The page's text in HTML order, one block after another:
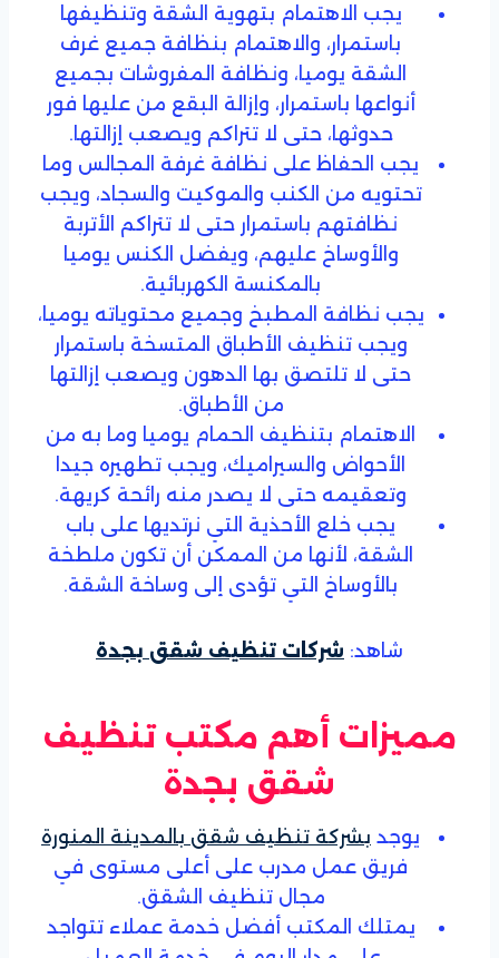
يجب الاهتمام بتهوية الشقة وتنظيفها
باستمرار، والاهتمام بنظافة جميع غرف
الشقة يوميا، ونظافة المفروشات بجميع
أنواعها باستمرار، وإزالة البقع من عليها فور
حدوثها، حتى لا تتراكم ويصعب إزالتها.
يجب الحفاظ على نظافة غرفة المجالس وما
تحتويه من الكنب والموكيت والسجاد، ويجب
نظافتهم باستمرار حتى لا تتراكم الأتربة
والأوساخ عليهم، ويفضل الكنس يوميا
بالمكنسة الكهربائية.
يجب نظافة المطبخ وجميع محتوياته يوميا،
ويجب تنظيف الأطباق المتسخة باستمرار
حتى لا تلتصق بها الدهون ويصعب إزالتها
من الأطباق.
الاهتمام بتنظيف الحمام يوميا وما به من
الأحواض والسيراميك، ويجب تطهيره جيدا
وتعقيمه حتى لا يصدر منه رائحة كريهة.
يجب خلع الأحذية التي نرتديها على باب
الشقة، لأنها من الممكن أن تكون ملطخة
بالأوساخ التي تؤدى إلى وساخة الشقة.
شاهد: شركات تنظيف شقق بجدة
مميزات أهم مكتب تنظيف
شقق بجدة
يوجد بشركة تنظيف شقق بالمدينة المنورة
فريق عمل مدرب على أعلى مستوى في
مجال تنظيف الشقق.
يمتلك المكتب أفضل خدمة عملاء تتواجد